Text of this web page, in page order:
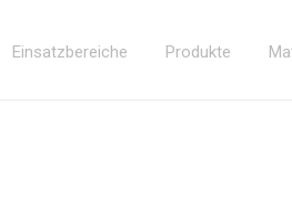
Einsatzbereiche Produkte